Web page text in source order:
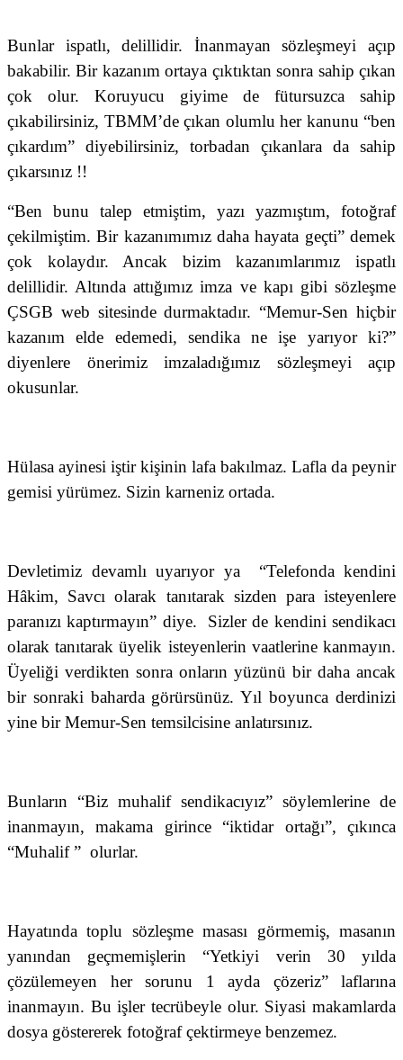
Bunlar ispatlı, delillidir. İnanmayan sözleşmeyi açıp
bakabilir. Bir kazanım ortaya çıktıktan sonra sahip çıkan
çok olur. Koruyucu giyime de fütursuzca sahip
çıkabilirsiniz, TBMM’de çıkan olumlu her kanunu “ben
çıkardım” diyebilirsiniz, torbadan çıkanlara da sahip
çıkarsınız !!
“Ben bunu talep etmiştim, yazı yazmıştım, fotoğraf
çekilmiştim. Bir kazanımımız daha hayata geçti” demek
çok kolaydır. Ancak bizim kazanımlarımız ispatlı
delillidir. Altında attığımız imza ve kapı gibi sözleşme
ÇSGB web sitesinde durmaktadır. “Memur-Sen hiçbir
kazanım elde edemedi, sendika ne işe yarıyor ki?”
diyenlere önerimiz imzaladığımız sözleşmeyi açıp
okusunlar.
Hülasa ayinesi iştir kişinin lafa bakılmaz. Lafla da peynir
gemisi yürümez. Sizin karneniz ortada.
Devletimiz devamlı uyarıyor ya
“Telefonda kendini
Hâkim, Savcı olarak tanıtarak sizden para isteyenlere
paranızı kaptırmayın” diye.
Sizler de kendini sendikacı
olarak tanıtarak üyelik isteyenlerin vaatlerine kanmayın.
Üyeliği verdikten sonra onların yüzünü bir daha ancak
bir sonraki baharda görürsünüz. Yıl boyunca derdinizi
yine bir Memur-Sen temsilcisine anlatırsınız.
Bunların “Biz muhalif sendikacıyız” söylemlerine de
inanmayın, makama girince “iktidar ortağı”, çıkınca
“Muhalif ” olurlar.
Hayatında toplu sözleşme masası görmemiş, masanın
yanından geçmemişlerin “Yetkiyi verin 30 yılda
çözülemeyen her sorunu 1 ayda çözeriz” laflarına
inanmayın. Bu işler tecrübeyle olur. Siyasi makamlarda
dosya göstererek fotoğraf çektirmeye benzemez.